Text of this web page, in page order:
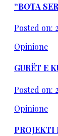
“BOTA
Posted on:
Opinione
GURËT E
Posted on:
Opinione